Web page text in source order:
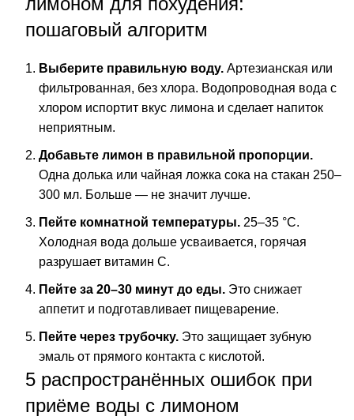
пошаговый алгоритм
Выберите правильную воду. Артезианская или
фильтрованная, без хлора. Водопроводная вода с
хлором испортит вкус лимона и сделает напиток
неприятным.
Добавьте лимон в правильной пропорции.
Одна долька или чайная ложка сока на стакан 250–
300 мл. Больше — не значит лучше.
Пейте комнатной температуры. 25–35 °C.
Холодная вода дольше усваивается, горячая
разрушает витамин C.
Пейте за 20–30 минут до еды. Это снижает
аппетит и подготавливает пищеварение.
Пейте через трубочку. Это защищает зубную
эмаль от прямого контакта с кислотой.
5 распространённых ошибок при
приёме воды с лимоном